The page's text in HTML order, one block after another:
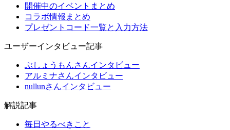
開催中のイベントまとめ
コラボ情報まとめ
プレゼントコード一覧と入力方法
ユーザーインタビュー記事
ぶしょうもんさんインタビュー
アルミナさんインタビュー
nullunさんインタビュー
解説記事
毎日やるべきこと